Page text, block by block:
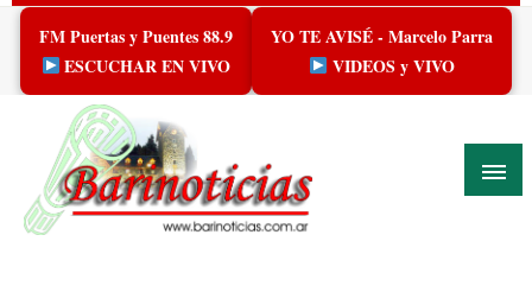
Skip
content
FM Puertas y Puentes 88.9
ESCUCHAR EN VIVO
YO TE AVISÉ - Marcelo Parra
VIDEOS y VIVO